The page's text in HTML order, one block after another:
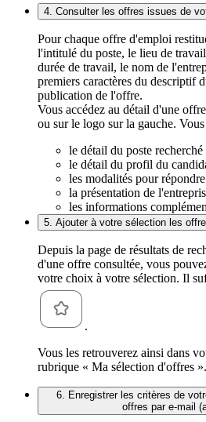
4. Consulter les offres issues de
Pour chaque offre d'emploi
l'intitulé du poste, le lieu de
durée de travail, le nom de
premiers caractères du descriptif
publication de l'offre.
Vous accédez au détail d'une
ou sur le logo sur la gauche.
le détail du poste
le détail du profil du
les modalités pour
la présentation de
les informations
5. Ajouter à votre sélection les
Depuis la page de résultats de
d'une offre consultée, vous
votre choix à votre sélection. Il
.
Vous les retrouverez ainsi dans
rubrique « Ma sélection d'offres ».
6. Enregistrer les critères de
offres par e-mail